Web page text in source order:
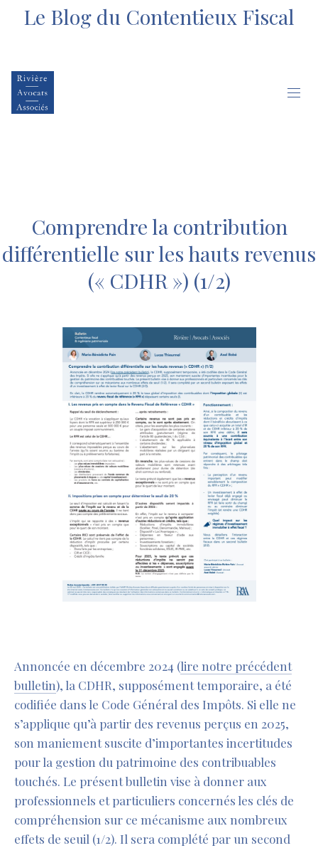
Le Blog du Contentieux Fiscal
Comprendre la contribution
différentielle sur les hauts revenus
(« CDHR ») (1/2)
Annoncée en décembre 2024 (lire notre précédent
bulletin), la CDHR, supposément temporaire, a été
codifiée dans le Code Général des Impôts. Si elle ne
s’applique qu’à partir des revenus perçus en 2025,
son maniement suscite d’importantes incertitudes
pour la gestion du patrimoine des contribuables
touchés. Le présent bulletin vise à donner aux
professionnels et particuliers concernés les clés de
compréhension sur ce mécanisme aux nombreux
effets de seuil (1/2). Il sera complété par un second